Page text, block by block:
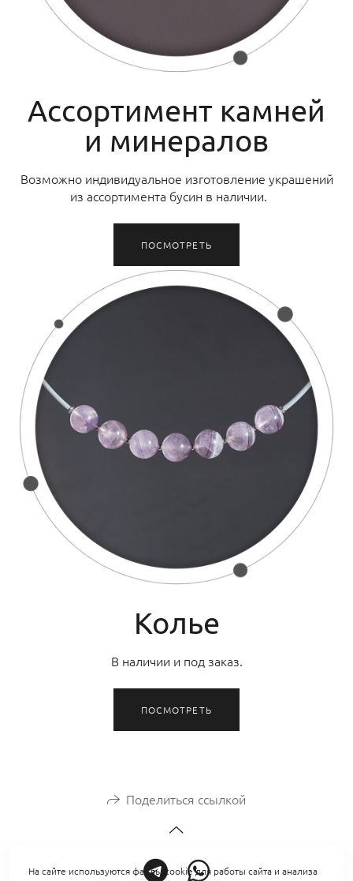
Ассортимент камней
и минералов
Возможно индивидуальное изготовление украшений
из ассортимента бусин в наличии.
ПОСМОТРЕТЬ
Колье
В наличии и под заказ.
ПОСМОТРЕТЬ
Поделиться ссылкой
На сайте используются файлы cookie для работы сайта и анализа